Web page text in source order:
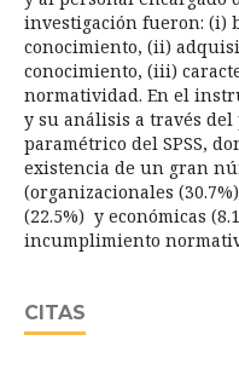
investigación fueron: (i)
conocimiento, (ii)
conocimiento, (iii)
normatividad. En el
y su análisis a través
paramétrico del SPSS,
existencia de un gran
(organizacionales
(22.5%) y económicas
incumplimiento
CITAS